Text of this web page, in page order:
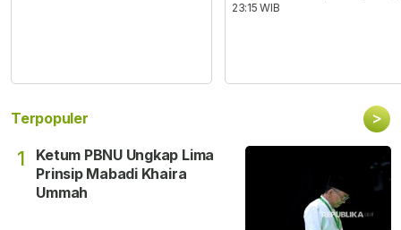
23:15 WIB
Terpopuler >
1
Ketum PBNU Ungkap Lima
Prinsip Mabadi Khaira
Ummah